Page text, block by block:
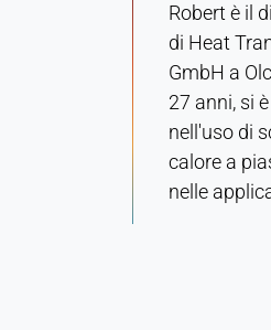
Robert è il
di Heat
GmbH a
27 anni, si
nell'uso di
calore a
nelle